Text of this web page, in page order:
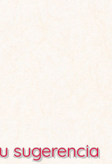
sugerencia